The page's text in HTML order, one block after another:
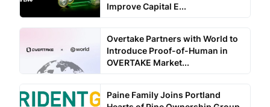
Improve Capital E...
Overtake Partners with World to
Introduce Proof-of-Human in
OVERTAKE Market...
Paine Family Joins Portland